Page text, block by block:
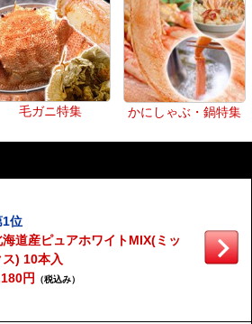
毛ガニ特集 かにしゃぶ・鍋特集
1位
海道産ピュアホワイトMIX(ミッ
ス) 10本入
円
（税込み）